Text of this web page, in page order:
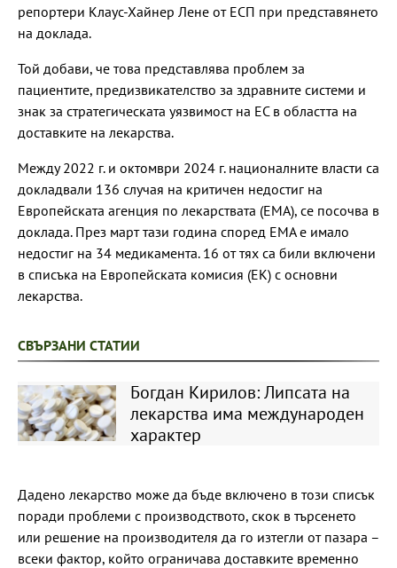
репортери Клаус-Хайнер Лене от ЕСП при представянето
на доклада.
Той добави, че това представлява проблем за
пациентите, предизвикателство за здравните системи и
знак за стратегическата уязвимост на ЕС в областта на
доставките на лекарства.
Между 2022 г. и октомври 2024 г. националните власти са
докладвали 136 случая на критичен недостиг на
Европейската агенция по лекарствата (ЕМА), се посочва в
доклада. През март тази година според ЕМА е имало
недостиг на 34 медикамента. 16 от тях са били включени
в списъка на Европейската комисия (ЕК) с основни
лекарства.
СВЪРЗАНИ СТАТИИ
Богдан Кирилов: Липсата на
лекарства има международен
характер
Дадено лекарство може да бъде включено в този списък
поради проблеми с производството, скок в търсенето
или решение на производителя да го изтегли от пазара –
всеки фактор, който ограничава доставките временно